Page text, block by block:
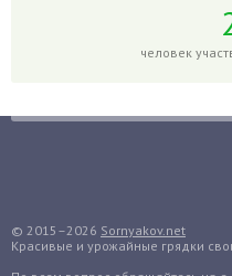
Гуава
Гузмания
человек
© 2015–2026 Sornyakov.net
Красивые и урожайные грядки